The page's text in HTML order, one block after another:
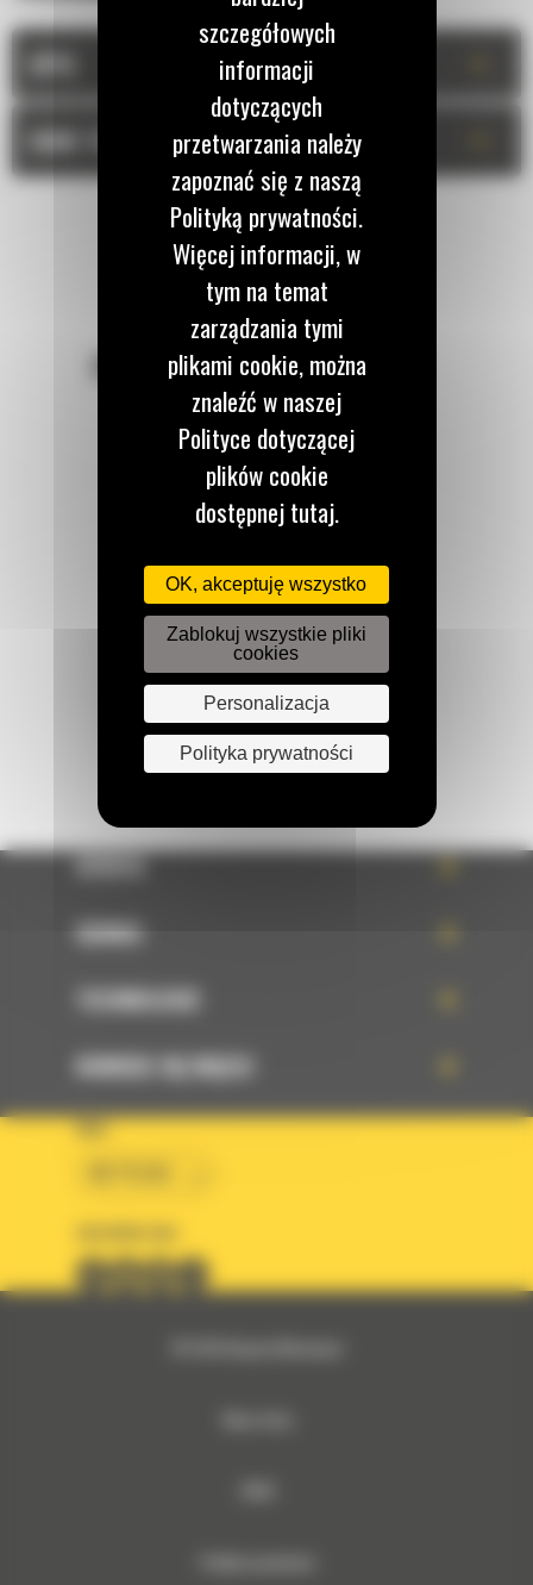
DANE TECHNICZNE
POZOSTAŃMY W KONTAKCIE
Zadzwoń do nas
122 100 122
Napisz do nas
WYŚLIJ WIADOMOŚĆ
OFERTA
SERWIS
TECHNOLOGIE
DOWIEDZ SIĘ WIĘCEJ
KRAJ
szczegółowych
informacji
dotyczących
przetwarzania należy
zapoznać się z naszą
Polityką prywatności.
Więcej informacji, w
tym na temat
zarządzania tymi
plikami cookie, można
znaleźć w naszej
Polityce dotyczącej
plików cookie
dostępnej tutaj.
OK, akceptuję wszystko
Zablokuj wszystkie pliki
cookies
Personalizacja
Polityka prywatności